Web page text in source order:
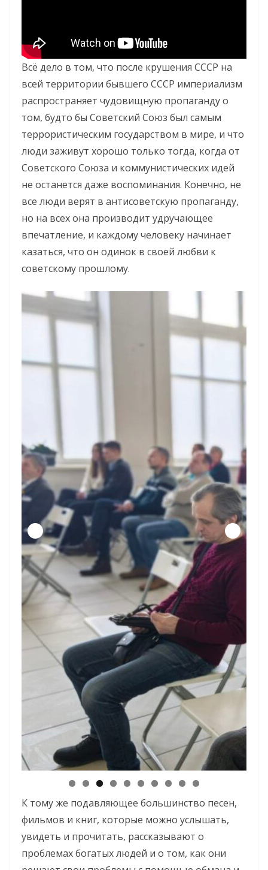
Всё дело в том, что после крушения СССР на
всей территории бывшего СССР империализм
распространяет чудовищную пропаганду о
том, будто бы Советский Союз был самым
террористическим государством в мире, и что
люди заживут хорошо только тогда, когда от
Советского Союза и коммунистических идей
не останется даже воспоминания. Конечно, не
все люди верят в антисоветскую пропаганду,
но на всех она производит удручающее
впечатление, и каждому человеку начинает
казаться, что он одинок в своей любви к
советскому прошлому.
0
К тому же подавляющее большинство песен,
фильмов и книг, которые можно услышать,
увидеть и прочитать, рассказывают о
проблемах богатых людей и о том, как они